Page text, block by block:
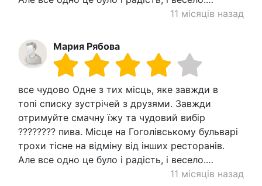
11 місяців назад
Мария Рябова
все чудово Одне з тих місць, яке завжди в
топі списку зустрічей з друзями. Завжди
отримуйте смачну їжу та чудовий вибір
???????? пива. Місце на Гоголівському бульварі
трохи тісне на відміну від інших ресторанів.
Але все одно це було і радість, і весело.…
11 місяців назад